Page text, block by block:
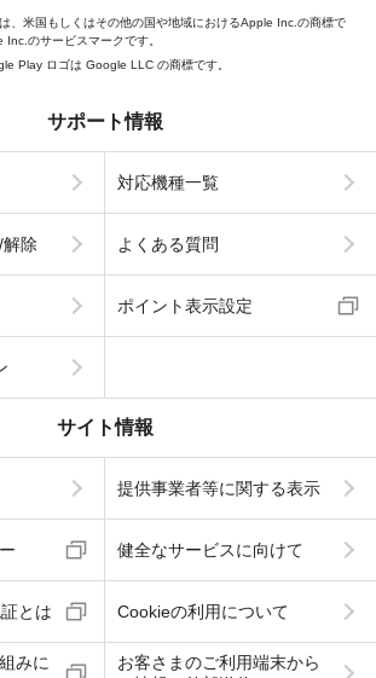
、米国もしくはその他の国や地域におけるApple Inc.の商標で
のサービスマークです。
Play ロゴは Google LLC の商標です。
サポート情報
対応機種一覧
除 よくある質問
ポイント表示設定
サイト情報
提供事業者等に関する表示
健全なサービスに向けて
とは Cookieの利用について
みに
お客さまのご利用端末から